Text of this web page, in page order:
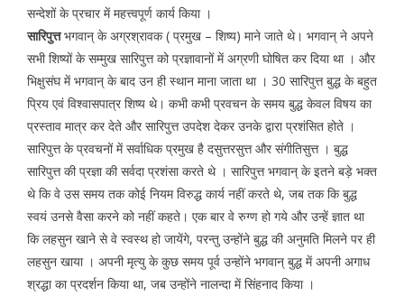
सन्देशों के प्रचार में महत्त्वपूर्ण कार्य किया ।
सारिपुत्तभगवान् के अग्रश्रावक ( प्रमुख – शिष्य) माने जाते थे। भगवान् ने अपने
सभी शिष्यों के सम्मुख सारिपुत्त को प्रज्ञावानों में अग्रणी घोषित कर दिया था । और
भिक्षुसंघ में भगवान् के बाद उन ही स्थान माना जाता था । 30 सारिपुत्त बुद्ध के बहुत
प्रिय एवं विश्वासपात्र शिष्य थे। कभी कभी प्रवचन के समय बुद्ध केवल विषय का
प्रस्ताव मात्र कर देते और सारिपुत्त उपदेश देकर उनके द्वारा प्रशंसित होते ।
सारिपुत्त के प्रवचनों में सर्वाधिक प्रमुख है दसुत्तरसुत्त और संगीतिसुत्त । बुद्ध
सारिपुत्त की प्रज्ञा की सर्वदा प्रशंसा करते थे । सारिपुत्त भगवान् के इतने बड़े भक्त
थे कि वे उस समय तक कोई नियम विरुद्ध कार्य नहीं करते थे, जब तक कि बुद्ध
स्वयं उनसे वैसा करने को नहीं कहते। एक बार वे रुग्ण हो गये और उन्हें ज्ञात था
कि लहसुन खाने से वे स्वस्थ हो जायेंगे, परन्तु उन्होंने बुद्ध की अनुमति मिलने पर ही
लहसुन खाया । अपनी मृत्यु के कुछ समय पूर्व उन्होंने भगवान् बुद्ध में अपनी अगाध
श्रद्धा का प्रदर्शन किया था, जब उन्होंने नालन्दा में सिंहनाद किया ।